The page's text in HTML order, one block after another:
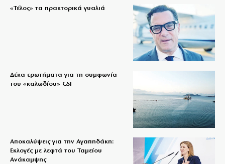
«Τέλος» τα πρακτορικά γυαλιά
Δέκα ερωτήματα για τη συμφωνία
του «καλωδίου» GSI
Αποκαλύψεις για την Αγαπηδάκη:
Εκλογές με λεφτά του Ταμείου
Ανάκαμψης